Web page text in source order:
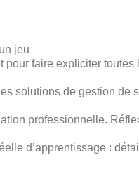
jeu
pour faire expliciter
solutions de gestion de
professionnelle.
d’apprentissage :